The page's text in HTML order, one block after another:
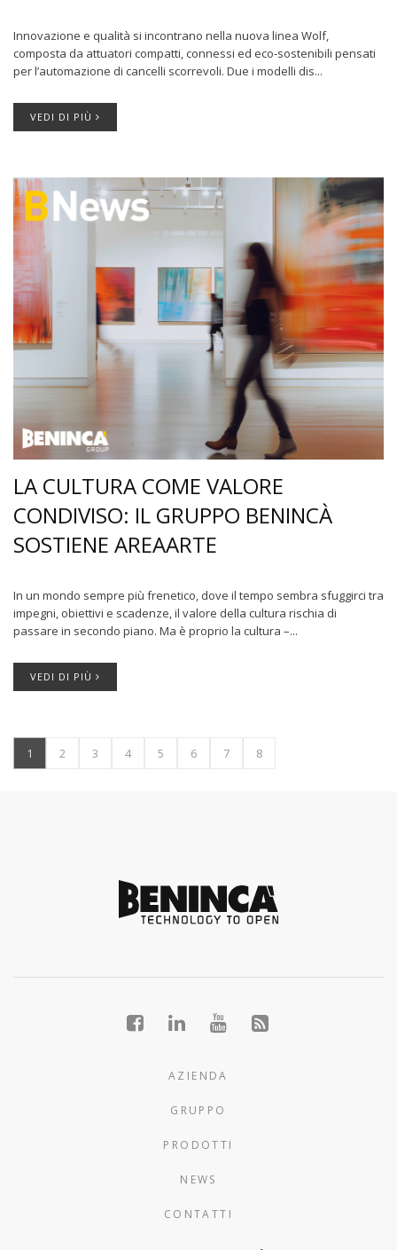
Innovazione e qualità si incontrano nella nuova linea Wolf,
composta da attuatori compatti, connessi ed eco-sostenibili pensati
per l’automazione di cancelli scorrevoli. Due i modelli dis...
VEDI DI PIÙ
LA CULTURA COME VALORE
CONDIVISO: IL GRUPPO BENINCÀ
SOSTIENE AREAARTE
In un mondo sempre più frenetico, dove il tempo sembra sfuggirci tra
impegni, obiettivi e scadenze, il valore della cultura rischia di
passare in secondo piano. Ma è proprio la cultura –...
VEDI DI PIÙ
1 2 3 4 5 6 7 8
AZIENDA
GRUPPO
PRODOTTI
NEWS
CONTATTI